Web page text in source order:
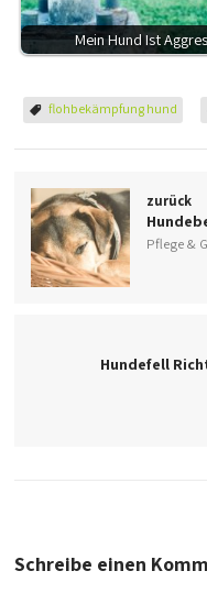
Mein Hund Ist
flohbekämpfung hund
zurück
Pflege &
Hundefell
Schreibe einen